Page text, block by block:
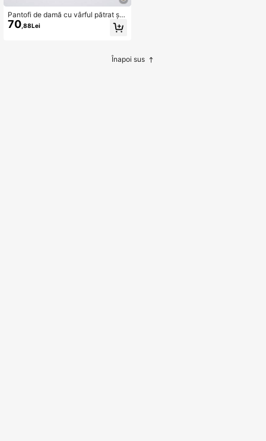
Pantofi de damă cu vârful pătrat și
bandă elastică, stil minimalist, potri
viți pentru toate anotimpurile, baleri
70,88Lei
Înapoi sus